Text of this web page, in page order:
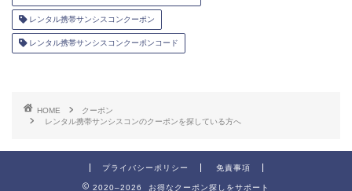
レンタル携帯サンシスコンクーポン
レンタル携帯サンシスコンクーポンコード
HOME
クーポン
レンタル携帯サンシスコンのクーポンを探している方へ
プライバシーポリシー 免責事項
2020–2026 お得なクーポン探しをサポート